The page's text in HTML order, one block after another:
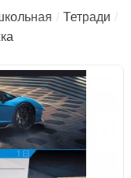
Тетради